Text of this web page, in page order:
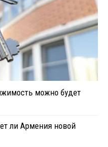
можно будет
ли Армения новой